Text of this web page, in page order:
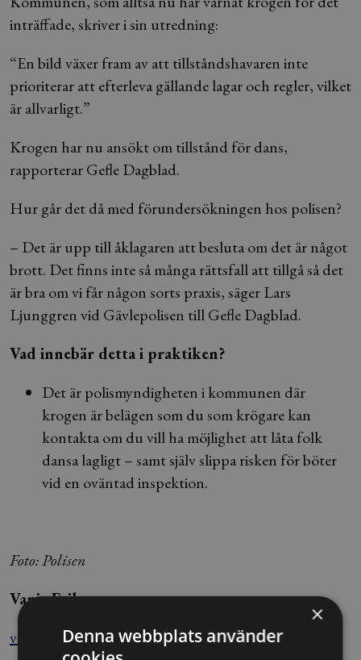
inträffade, skriver i sin utredning:
“En bild växer fram av att tillståndshavaren inte
prioriterar att efterleva gällande lagar och regler, vilket
är allvarligt.”
Krogen har nu ansökt om tillstånd för dans,
rapporterar Gefle Dagblad.
Hur går det då med förundersökningen hos polisen?
– Det är upp till åklagaren att besluta om det är något
brott. Det finns inte så många rättsfall att tillgå så det
är bra om vi får någon sorts praxis, säger Lars
Ljunggren vid Gävlepolisen till Gefle Dagblad.
Vad innebär detta i praktiken?
Det är polismyndigheten i kommunen där
krogen är belägen som du som krögare kan
kontakta om du vill ha möjlighet att låta folk
dansa lagligt – samt själv slippa risken för böter
vid en oväntad inspektion.
Foto: Polisen
Vanja Eriksson
vanja.eriksson@blendow.se
×
Denna webbplats använder